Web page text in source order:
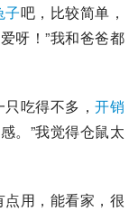
子吧，比较简单，
呀！”我和爸爸都
只吃得不多，开销
。”我觉得仓鼠太
用，能看家，很